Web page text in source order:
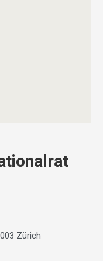
Zürich